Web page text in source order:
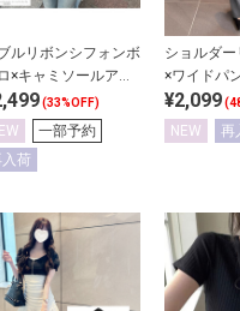
ルリボンシフォンボ
×キャミソールアン
ブル(33%OFF)
一部予約
荷
ショルダー
×ワイドパ
ップ
¥2,099
NEW 再